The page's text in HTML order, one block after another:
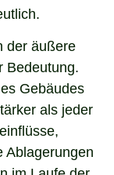
der äußere
Gebäudes
als jeder
Ablagerungen